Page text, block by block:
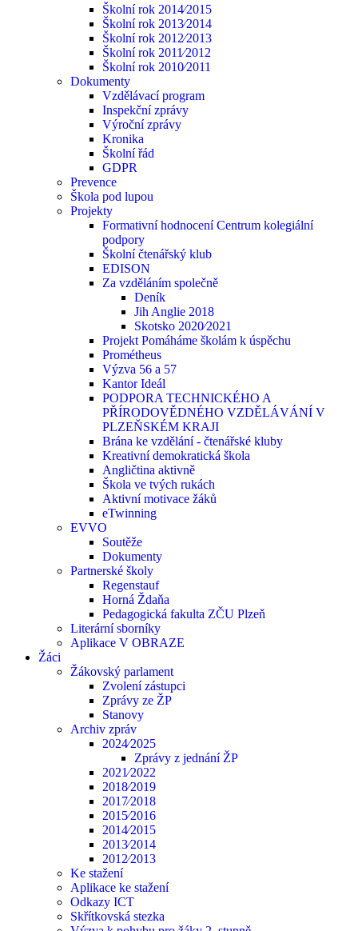
Školní rok 2014⁄2015
Školní rok 2013⁄2014
Školní rok 2012⁄2013
Školní rok 2011⁄2012
Školní rok 2010⁄2011
Dokumenty
Vzdělávací program
Inspekční zprávy
Výroční zprávy
Kronika
Školní řád
GDPR
Prevence
Škola pod lupou
Projekty
Formativní hodnocení Centrum kolegiální
podpory
Školní čtenářský klub
EDISON
Za vzděláním společně
Deník
Jih Anglie 2018
Skotsko 2020⁄2021
Projekt Pomáháme školám k úspěchu
Prométheus
Výzva 56 a 57
Kantor Ideál
PODPORA TECHNICKÉHO A
PŘÍRODOVĚDNÉHO VZDĚLÁVÁNÍ V
PLZEŇSKÉM KRAJI
Brána ke vzdělání - čtenářské kluby
Kreativní demokratická škola
Angličtina aktivně
Škola ve tvých rukách
Aktivní motivace žáků
eTwinning
EVVO
Soutěže
Dokumenty
Partnerské školy
Regenstauf
Horná Ždaňa
Pedagogická fakulta ZČU Plzeň
Literární sborníky
Aplikace V OBRAZE
Žáci
Žákovský parlament
Zvolení zástupci
Zprávy ze ŽP
Stanovy
Archiv zpráv
2024⁄2025
Zprávy z jednání ŽP
2021⁄2022
2018⁄2019
2017⁄2018
2015⁄2016
2014⁄2015
2013⁄2014
2012⁄2013
Ke stažení
Aplikace ke stažení
Odkazy ICT
Skřítkovská stezka